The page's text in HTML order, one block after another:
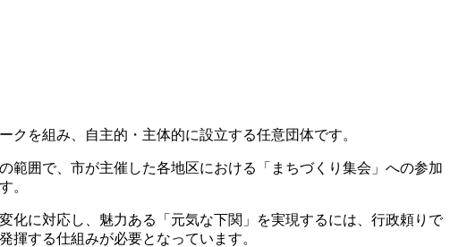
を組み、自主的・主体的に設立する任意団体です。
範囲で、市が主催した各地区における「まちづくり集会」への参加
。
化に対応し、魅力ある「元気な下関」を実現するには、行政頼りで
する仕組みが必要となっています。